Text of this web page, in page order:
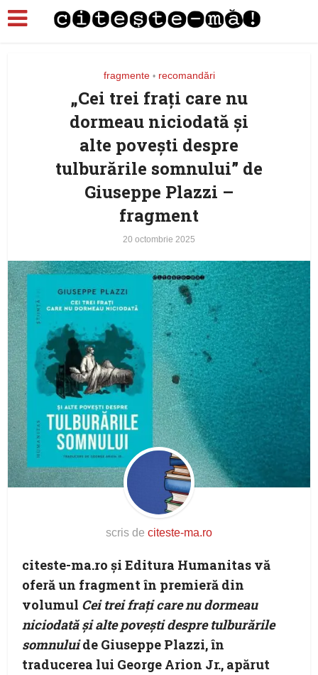
fragmente • recomandări
„Cei trei frați care nu
dormeau niciodată și
alte povești despre
tulburările somnului” de
Giuseppe Plazzi –
fragment
20 octombrie 2025
scris de citeste-ma.ro
citeste-ma.ro şi Editura Humanitas vă
oferă un fragment în premieră din
volumul Cei trei frați care nu dormeau
niciodată și alte povești despre tulburările
somnuluide Giuseppe Plazzi, în
traducerea lui George Arion Jr., apărut